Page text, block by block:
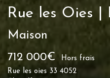
Rue les Oies |
Maison
712 000€
Hors frais
Rue les oies 33 4052